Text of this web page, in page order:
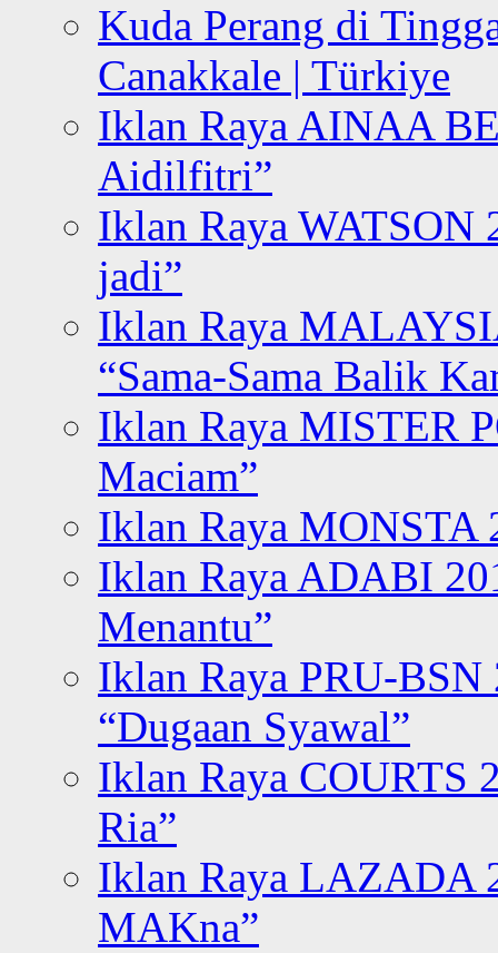
Kuda Perang di
Canakkale | Türkiye
Iklan Raya AINAA
Aidilfitri”
Iklan Raya WATSON
jadi”
Iklan Raya
“Sama-Sama Balik
Iklan Raya MISTER
Maciam”
Iklan Raya MONSTA
Iklan Raya ADABI
Menantu”
Iklan Raya PRU-BSN
“Dugaan Syawal”
Iklan Raya COURTS
Ria”
Iklan Raya LAZADA
MAKna”